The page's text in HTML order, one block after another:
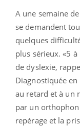
A une semaine
se demandent
quelques
plus sérieux. «5
de dyslexie,
Diagnostiquée
au retard et à un
par un
repérage et la